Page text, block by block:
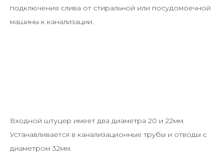
подключения слива от стиральной или посудомоечной
машины к канализации.
Входной штуцер имеет два диаметра 20 и 22мм.
Устанавливается в канализационные трубы и отводы с
диаметром 32мм.